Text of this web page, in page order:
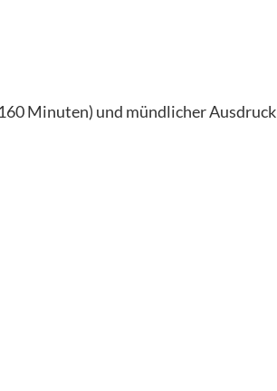
Minuten) und mündlicher Ausdruck